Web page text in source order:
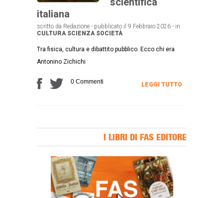
italiana
scritto da Redazione - pubblicato il 9 Febbraio 2026 - in
CULTURA SCIENZA SOCIETÀ
Tra fisica, cultura e dibattito pubblico. Ecco chi era
Antonino Zichichi
0 Commenti LEGGI TUTTO
I LIBRI DI FAS EDITORE